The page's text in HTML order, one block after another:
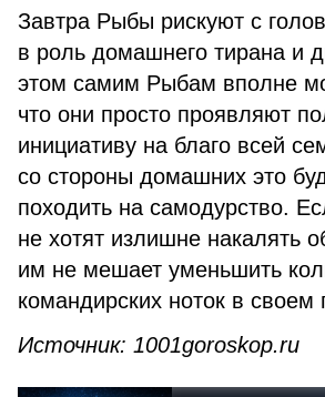
Завтра Рыбы рискуют с
в роль домашнего тирана и
этом самим Рыбам вполне
что они просто проявляют
инициативу на благо всей
со стороны домашних это
походить на самодурство.
не хотят излишне накалять
им не мешает уменьшить
командирских ноток в своем
Источник: 1001goroskop.ru